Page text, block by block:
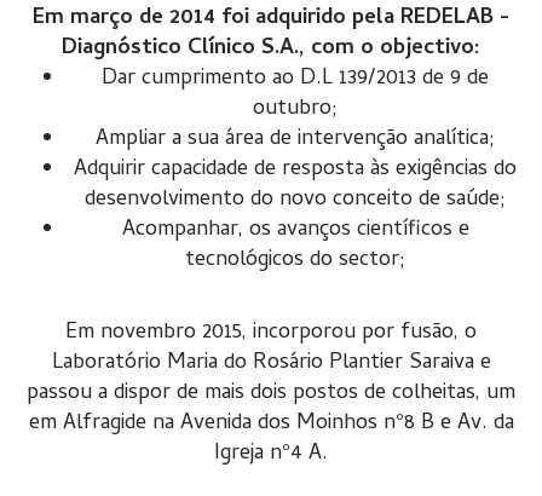
Em março de 2014 foi adquirido pela REDELAB -
Diagnóstico Clínico S.A., com o objectivo:
Dar cumprimento ao D.L 139/2013 de 9 de
outubro;
Ampliar a sua área de intervenção analítica;
Adquirir capacidade de resposta às exigências do
desenvolvimento do novo conceito de saúde;
Acompanhar, os avanços científicos e
tecnológicos do sector;
Em novembro 2015, incorporou por fusão, o
Laboratório Maria do Rosário Plantier Saraiva e
passou a dispor de mais dois postos de colheitas, um
em Alfragide na Avenida dos Moinhos nº8 B e Av. da
Igreja nº4 A.